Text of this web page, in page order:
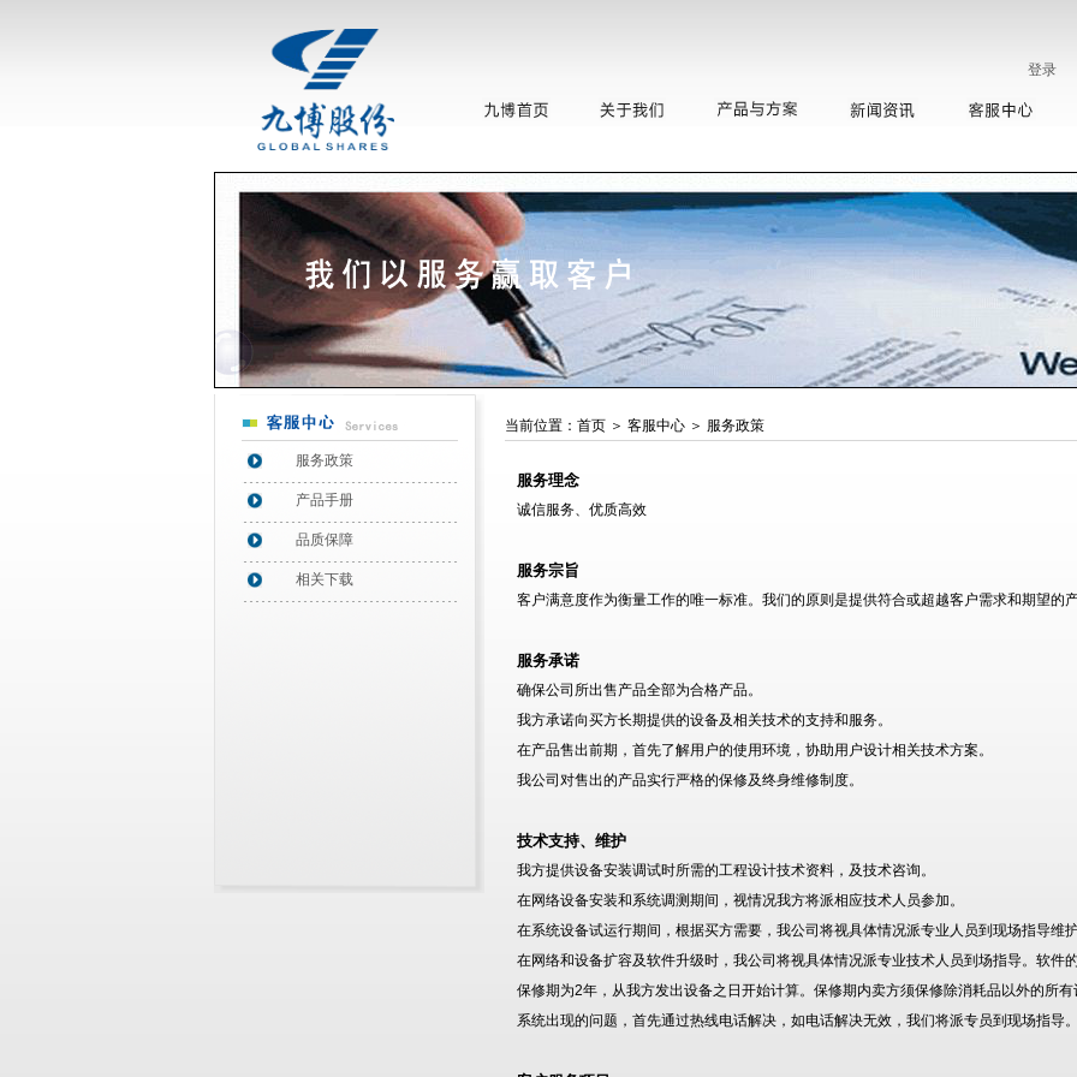
登录
服务政策
产品手册
品质保障
相关下载
当前位置： 首页＞ 客服中心＞ 服务政策
服务理念
诚信服务、优质高效
服务宗旨
客户满意度作为衡量工作的唯一标准。我们的原则是提供符合或超越客户需求和期望的
服务承诺
确保公司所出售产品全部为合格产品。
我方承诺向买方长期提供的设备及相关技术的支持和服务。
在产品售出前期，首先了解用户的使用环境，协助用户设计相关技术方案。
我公司对售出的产品实行严格的保修及终身维修制度。
技术支持、维护
我方提供设备安装调试时所需的工程设计技术资料，及技术咨询。
在网络设备安装和系统调测期间，视情况我方将派相应技术人员参加。
在系统设备试运行期间，根据买方需要，我公司将视具体情况派专业人员到现场指导维
在网络和设备扩容及软件升级时，我公司将视具体情况派专业技术人员到场指导。软件
保修期为2年，从我方发出设备之日开始计算。保修期内卖方须保修除消耗品以外的所
系统出现的问题，首先通过热线电话解决，如电话解决无效，我们将派专员到现场指导